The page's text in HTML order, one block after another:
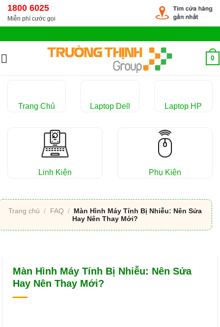
Chuyển
đến
dung
1800 6025
Miễn phí cước gọi
0
Trang Chủ Laptop Dell Laptop HP
Linh Kiện Phụ Kiện
Trang chủ / FAQ / Màn Hình Máy Tính Bị Nhiễu: Nên Sửa
Hay Nên Thay Mới?
Màn Hình Máy Tính Bị Nhiễu: Nên Sửa
Hay Nên Thay Mới?